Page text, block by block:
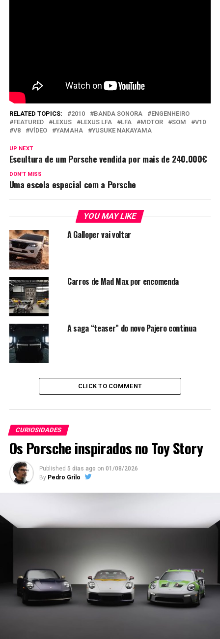
RELATED TOPICS: 2010 BANDA SONORA
ENGENHEIRO
FEATURED
LEXUS LEXUS LFA LFA MOTOR SOM
V10
V8
VÍDEO YAMAHA YUSUKE NAKAYAMA
UP NEXT
Escultura de um Porsche vendida por mais de 240.000€
DON'T MISS
Uma escola especial com a Porsche
YOU MAY LIKE
A Galloper vai voltar
Carros de Mad Max por encomenda
A saga “teaser” do novo Pajero continua
CLICK TO COMMENT
CURIOSIDADES
Os Porsche inspirados no Toy Story
Published 5 dias ago on 01/08/2026
By Pedro Grilo